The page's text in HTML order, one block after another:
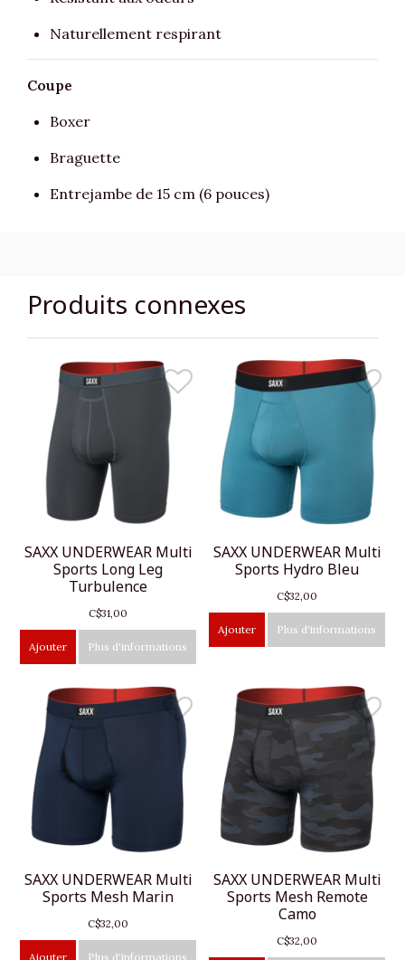
Naturellement respirant
Coupe
Boxer
Braguette
Entrejambe de 15 cm (6 pouces)
Produits connexes
SAXX UNDERWEAR Multi
Sports Long Leg
Turbulence
C$31,00
Ajouter Plus d'informations
SAXX UNDERWEAR Multi
Sports Hydro Bleu
C$32,00
Ajouter Plus d'informations
SAXX UNDERWEAR Multi
Sports Mesh Marin
C$32,00
Ajouter Plus d'informations
SAXX UNDERWEAR Multi
Sports Mesh Remote
Camo
C$32,00